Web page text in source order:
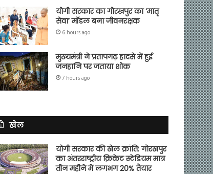
योगी सरकार का गोरखपुर का ‘मातृ
सेवा’ मॉडल बना जीवनरक्षक
6 hours ago
मुख्यमंत्री ने प्रतापगढ़ हादसे में हुई
जनहानि पर जताया शोक
7 hours ago
खेल
योगी सरकार की खेल क्रांति: गोरखपुर
का अंतरराष्ट्रीय क्रिकेट स्टेडियम मात्र
तीन महीने में लगभग 20% तैयार